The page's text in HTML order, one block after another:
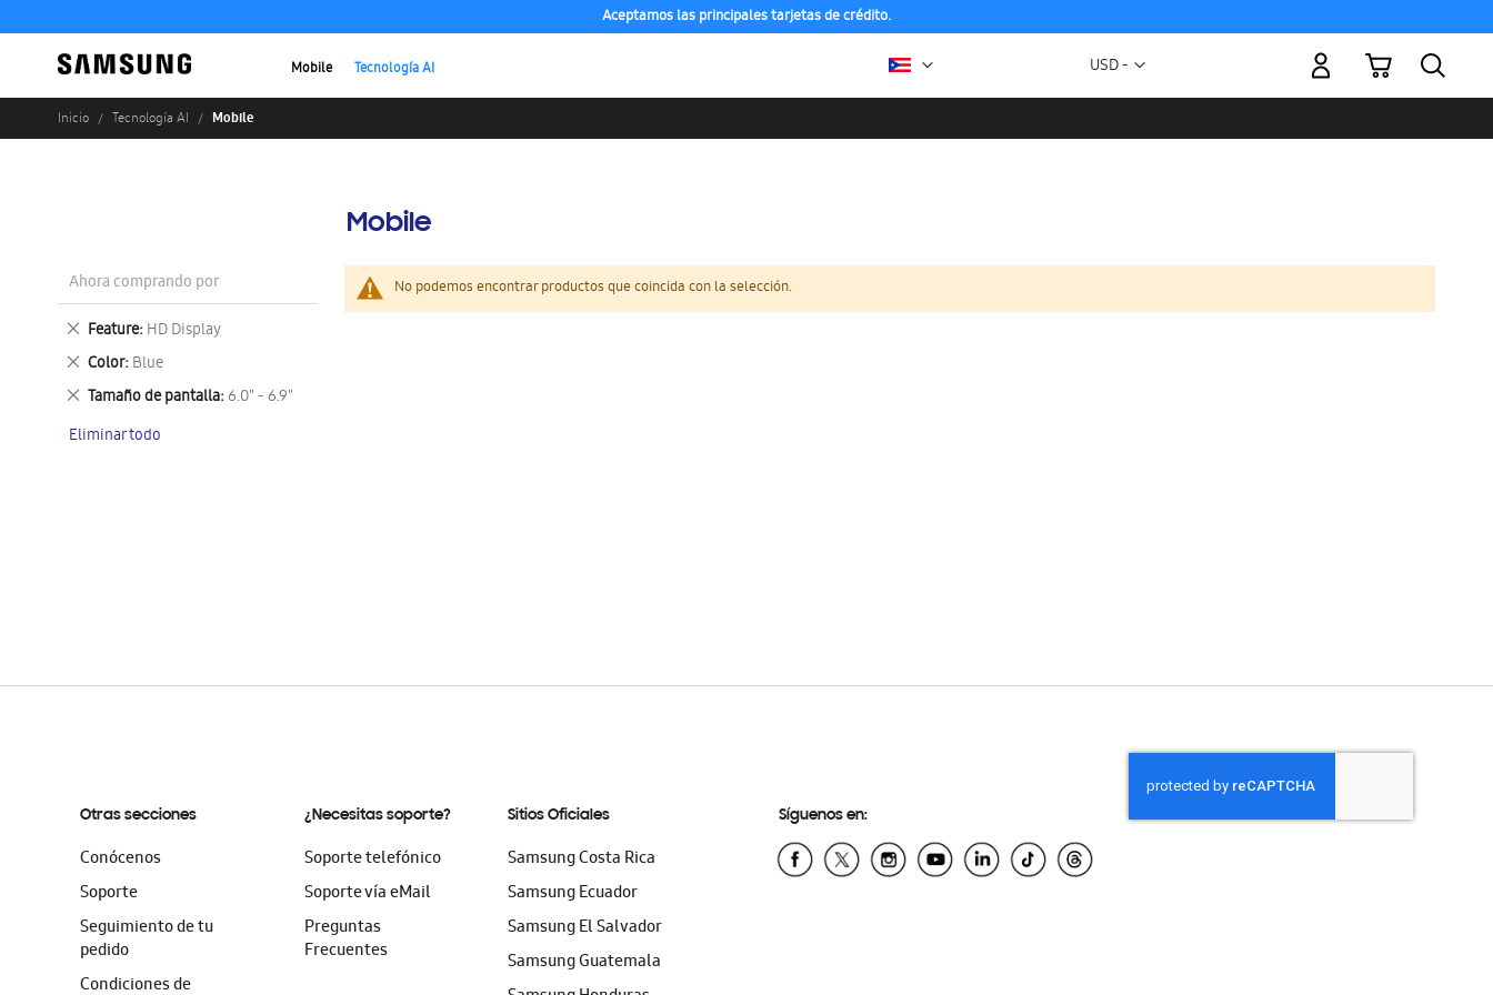
Aceptamos las principales tarjetas de crédito.
Mobile Tecnología AI Moneda
USD -
Mi carrito
Inicio Tecnología AI Mobile
Mobile
No podemos encontrar productos que coincida con la selección.
Ahora comprando por
Feature HD Display
Eliminar
este
artículo
Color Blue
Eliminar
este
artículo
Tamaño de pantalla 6.0" - 6.9"
Eliminar
artículo
Eliminar todo
Otras secciones
Conócenos
Soporte
Seguimiento de tu
pedido
Condiciones de
¿Necesitas soporte?
Soporte telefónico
Soporte vía eMail
Preguntas
Frecuentes
Sitios Oficiales
Samsung Costa Rica
Samsung Ecuador
Samsung El Salvador
Samsung Guatemala
Síguenos en: